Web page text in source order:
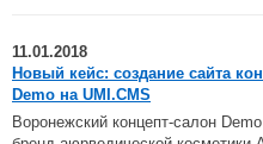
11.01.2018
Новый кейс: создание сайта
Demo на UMI.CMS
Воронежский концепт-салон